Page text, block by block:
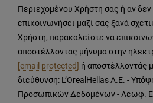
Περιεχομένου Χρήστη σας ή αν δεν
επικοινωνήσει μαζί σας ξανά
Χρήστη, παρακαλείστε να
αποστέλλοντας μήνυμα στην
[email protected] ή αποστέλλοντάς
διεύθυνση: L’OrealHellas Α.Ε. -
Προσωπικών Δεδομένων - Λεωφ.